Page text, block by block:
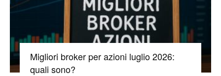
Migliori broker per azioni luglio 2026:
quali sono?